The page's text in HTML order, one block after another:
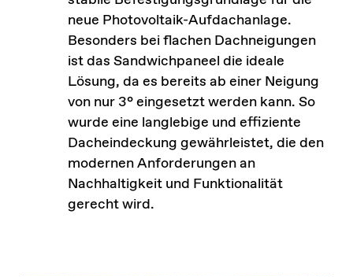
neue Photovoltaik-Aufdachanlage.
Besonders bei flachen Dachneigungen
ist das Sandwichpaneel die ideale
Lösung, da es bereits ab einer Neigung
von nur 3° eingesetzt werden kann. So
wurde eine langlebige und effiziente
Dacheindeckung gewährleistet, die den
modernen Anforderungen an
Nachhaltigkeit und Funktionalität
gerecht wird.